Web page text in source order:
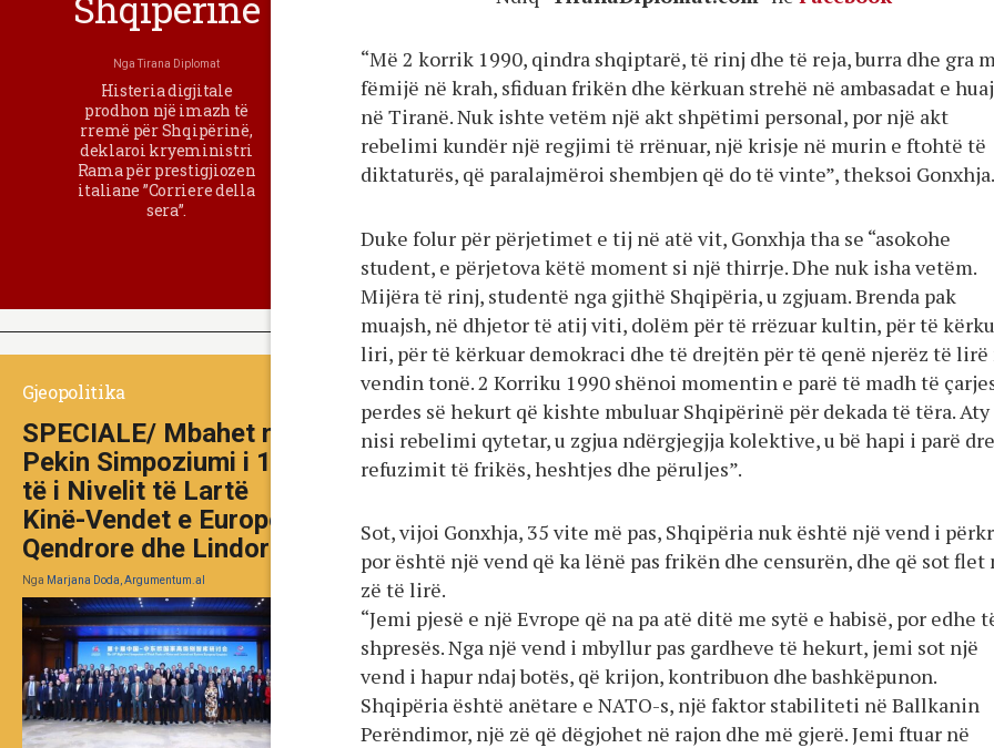
“Më 2 korrik 1990, qindra shqiptarë, të rinj dhe të reja, burra dhe gra
fëmijë në krah, sfiduan frikën dhe kërkuan strehë në ambasadat e
në Tiranë. Nuk ishte vetëm një akt shpëtimi personal, por një akt
rebelimi kundër një regjimi të rrënuar, një krisje në murin e ftohtë të
diktaturës, që paralajmëroi shembjen që do të vinte”, theksoi Gonxhja.
Duke folur për përjetimet e tij në atë vit, Gonxhja tha se “asokohe
student, e përjetova këtë moment si një thirrje. Dhe nuk isha vetëm.
Mijëra të rinj, studentë nga gjithë Shqipëria, u zgjuam. Brenda pak
muajsh, në dhjetor të atij viti, dolëm për të rrëzuar kultin, për të
liri, për të kërkuar demokraci dhe të drejtën për të qenë njerëz të lirë
vendin tonë. 2 Korriku 1990 shënoi momentin e parë të madh të
perdes së hekurt që kishte mbuluar Shqipërinë për dekada të tëra. Aty
nisi rebelimi qytetar, u zgjua ndërgjegjja kolektive, u bë hapi i parë
refuzimit të frikës, heshtjes dhe përuljes”.
Sot, vijoi Gonxhja, 35 vite më pas, Shqipëria nuk është një vend i
por është një vend që ka lënë pas frikën dhe censurën, dhe që sot flet
zë të lirë.
“Jemi pjesë e një Evrope që na pa atë ditë me sytë e habisë, por edhe
shpresës. Nga një vend i mbyllur pas gardheve të hekurt, jemi sot një
vend i hapur ndaj botës, që krijon, kontribuon dhe bashkëpunon.
Shqipëria është anëtare e NATO-s, një faktor stabiliteti në Ballkanin
Perëndimor, një zë që dëgjohet në rajon dhe më gjerë. Jemi ftuar në
NgaTirana Diplomat
Histeria digjitale
prodhon një imazh të
rremë për Shqipërinë,
deklaroi kryeministri
Rama për prestigjiozen
italiane ”Corriere della
sera”.
Gjeopolitika
SPECIALE/ Mbahet në
Pekin Simpoziumi i 10-
të i Nivelit të Lartë
Kinë-Vendet e Europës
Qendrore dhe Lindore
Nga Marjana Doda, Argumentum.al